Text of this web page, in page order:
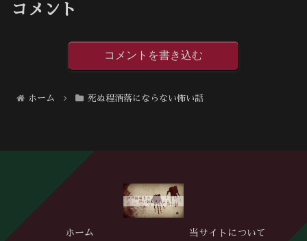
コメント
コメントを書き込む
ホーム 死ぬ程洒落にならない怖い話
ホーム 当サイトについて